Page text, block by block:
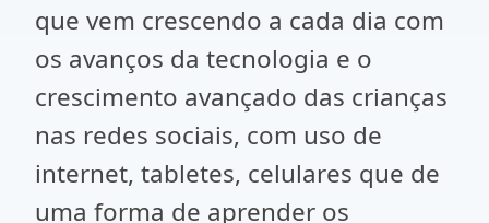
que vem crescendo a cada dia com
os avanços da tecnologia e o
crescimento avançado das crianças
nas redes sociais, com uso de
internet, tabletes, celulares que de
uma forma de aprender os